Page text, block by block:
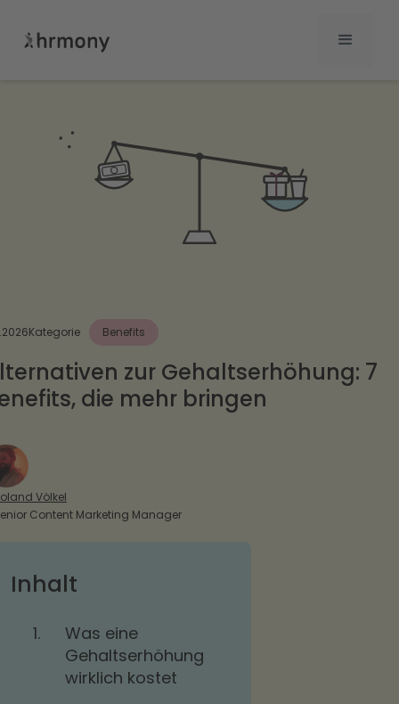
Kategorie Benefits
zur Gehaltserhöhung: 7
die mehr bringen
Völkel
Content Marketing Manager
Inhalt
1.
Was eine
Gehaltserhöhung
wirklich kostet